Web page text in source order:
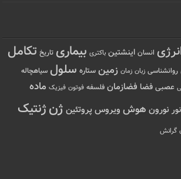
انسان اینشتین باکتری بیماری تاریخ تکامل
روانشناسی زبان زمان زمین ستاره سلول سیاهچاله
عصبی فضا فضازمان فلسفه فوتون فیزیک ماده
نور نورون هوش ویروس پروتئین ژنژنتیک
گرانش